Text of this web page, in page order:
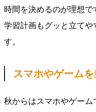
時間を決めるのが理想で
学習計画もグッと立てや
す。
スマホやゲーム
秋からはスマホやゲーム